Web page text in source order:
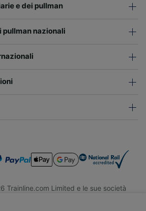
e dei pullman
pullman nazionali
Trainline.com Limited e le sue società
è registrata in Inghilterra e Galles. Società